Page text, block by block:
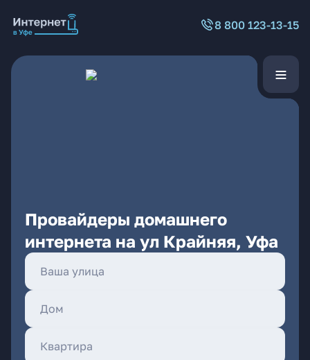
8 800 123-13-15
Провайдеры домашнего
интернета на ул Крайняя, Уфа